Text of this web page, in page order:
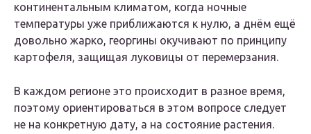
континентальным климатом, когда ночные
температуры уже приближаются к нулю, а днём ещё
довольно жарко, георгины окучивают по принципу
картофеля, защищая луковицы от перемерзания.
В каждом регионе это происходит в разное время,
поэтому ориентироваться в этом вопросе следует
не на конкретную дату, а на состояние растения.